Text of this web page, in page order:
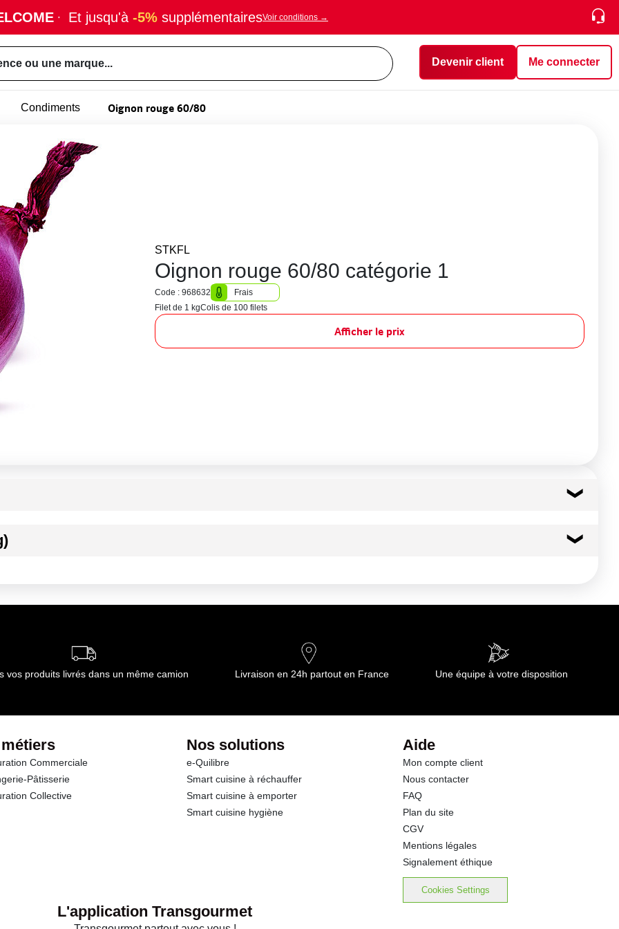
· Et jusqu'à -5% supplémentairesVoir conditions →
ou une marque... Devenir client Me connecter
Condiments Oignon rouge 60/80
STKFL
Oignon rouge 60/80 catégorie 1
Code : 968632
Frais
Filet de 1 kgColis de 100 filets
Afficher le prix
131 kj
0.14 g
vos produits livrés dans un même camion Livraison en 24h partout en France Une équipe à votre disposition
Commerciale
Pâtisserie
Collective
Nos solutions
e-Quilibre
Smart cuisine à réchauffer
Smart cuisine à emporter
Smart cuisine hygiène
Aide
Mon compte client
Nous contacter
FAQ
Plan du site
CGV
Mentions légales
Signalement éthique
Cookies Settings
L'application Transgourmet